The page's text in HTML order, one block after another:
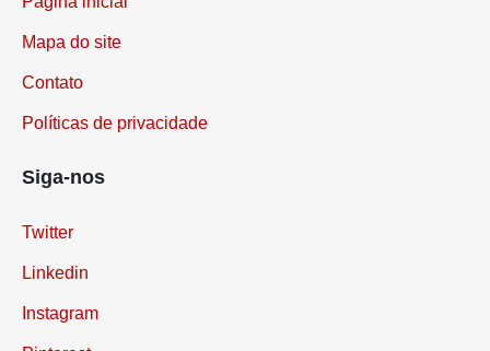
Página inicial
Mapa do site
Contato
Políticas de privacidade
Siga-nos
Twitter
Linkedin
Instagram